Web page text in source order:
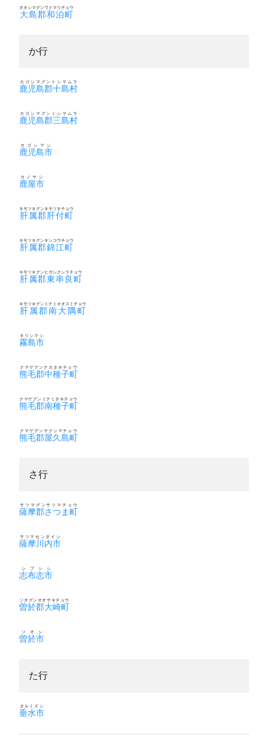
大島郡和泊町
オオシマグンワドマリチョウ
か行
鹿児島郡十島村
カゴシマグントシマムラ
鹿児島郡三島村
カゴシマグンミシマムラ
鹿児島市
カゴシマシ
鹿屋市
カノヤシ
肝属郡肝付町
キモツキグンキモツキチョウ
肝属郡錦江町
キモツキグンキンコウチョウ
肝属郡東串良町
キモツキグンヒガシクシラチョウ
肝属郡南大隅町
キモツキグンミナミオオスミチョウ
霧島市
キリシマシ
熊毛郡中種子町
クマゲグンナカタネチョウ
熊毛郡南種子町
クマゲグンミナミタネチョウ
熊毛郡屋久島町
クマゲグンヤクシマチョウ
さ行
薩摩郡さつま町
サツマグンサツマチョウ
薩摩川内市
サツマセンダイシ
志布志市
シブシシ
曽於郡大崎町
ソオグンオオサキチョウ
曽於市
ソオシ
た行
垂水市
タルミズシ